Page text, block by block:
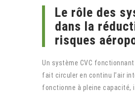
Le rôle des
dans la
risques
Un système CVC
fait circuler en continu l’air
fonctionne à pleine capacité,